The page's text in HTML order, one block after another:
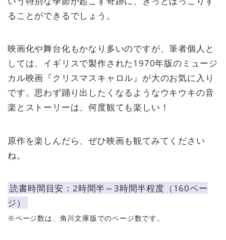
ることができるでしょう。
映画化や舞台化もかなり多いのですが、筆者個人と
しては、イギリスで製作された1970年版のミュージ
カル映画『クリスマスキャロル』が大のお気に入り
です。思わず踊り出したくなるようなウキウキの音
楽とストーリーは、何度観ても楽しい！
原作を楽しんだら、ぜひ映画も観てみてください
ね。
読書時間目安：2時間半～3時間半程度（160ペー
ジ）
※ページ数は、角川文庫版でのページ数です。